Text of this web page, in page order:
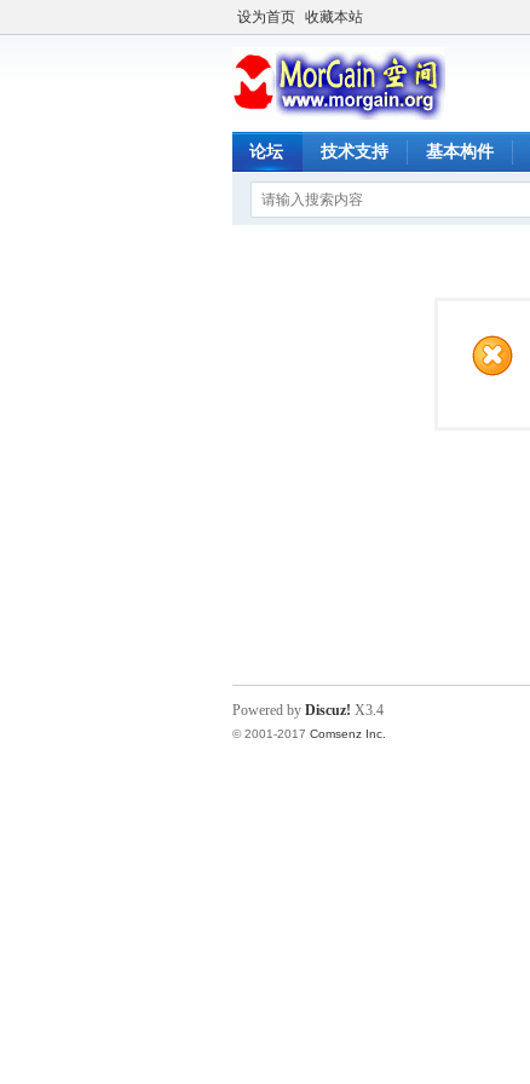
设为首页 收藏本站
论坛 技术支持 基本构件
Powered by Discuz! X3.4
© 2001-2017 Comsenz Inc.